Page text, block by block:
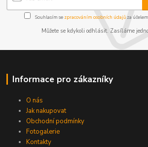
Souhlasím se zpracováním osobních údajůza
Můžete se kdykoli odhlásit. Zasíláme
Informace pro zákazníky
O nás
Jak nakupovat
Obchodní podmínky
Fotogalerie
Kontakty